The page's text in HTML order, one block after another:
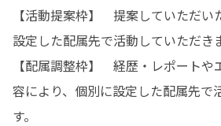
【活動提案枠】	提案していただいた内容により、個別に
設定した配属先で活動していただき
【配属調整枠】	経歴・レポートやエントリーシートの内
容により、個別に設定した配属先で
す。